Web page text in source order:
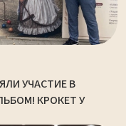
УЧАСТИЕ В
КРОКЕТ У